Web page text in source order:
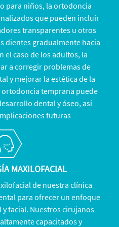
para niños, la ortodoncia
que pueden incluir
transparentes u otros
dientes gradualmente hacia
el caso de los adultos, la
a corregir problemas de
y mejorar la estética de la
ortodoncia temprana puede
dental y óseo, así
futuras
MAXILOFACIAL
de nuestra clínica
para ofrecer un enfoque
facial. Nuestros cirujanos
capacitados y